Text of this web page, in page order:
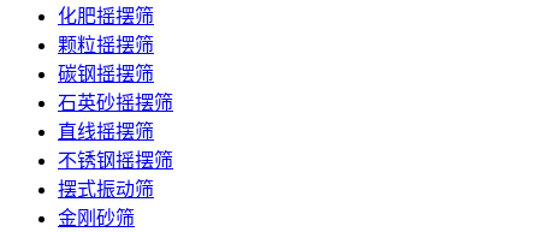
化肥摇摆筛
颗粒摇摆筛
碳钢摇摆筛
石英砂摇摆筛
直线摇摆筛
不锈钢摇摆筛
摆式振动筛
金刚砂筛